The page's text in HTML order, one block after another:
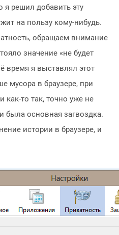
я решил добавить эту
на пользу кому-нибудь.
обращаем внимание
значение «не будет
время я выставлял этот
мусора в браузере, при
как-то так, точно уже не
была основная загвоздка.
истории в браузере, и